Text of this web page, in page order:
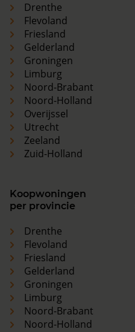
Drenthe
Flevoland
Friesland
Gelderland
Groningen
Limburg
Noord-Brabant
Noord-Holland
Overijssel
Utrecht
Zeeland
Zuid-Holland
Koopwoningen
per provincie
Drenthe
Flevoland
Friesland
Gelderland
Groningen
Limburg
Noord-Brabant
Noord-Holland